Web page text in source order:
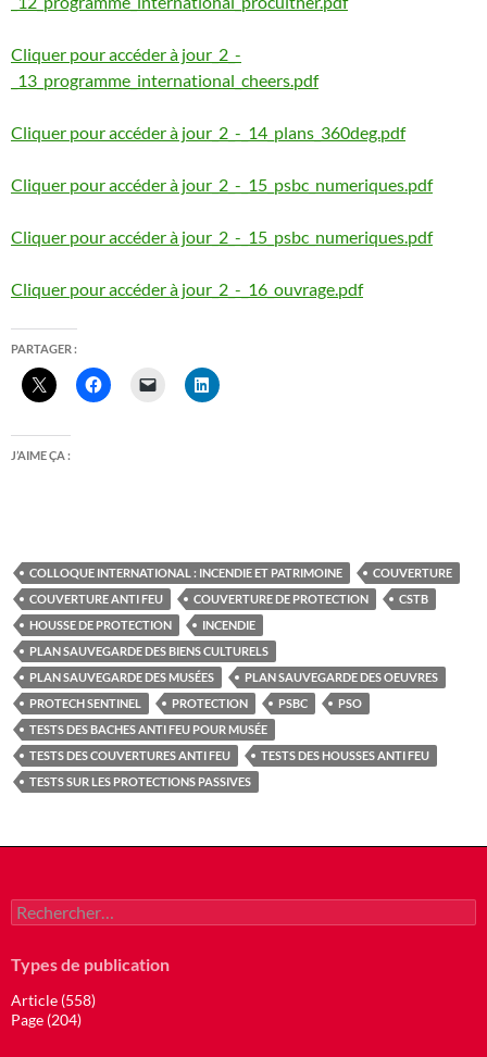
Cliquer pour accéder à jour_2_-
_13_programme_international_cheers.pdf
Cliquer pour accéder à jour_2_-_14_plans_360deg.pdf
Cliquer pour accéder à jour_2_-_15_psbc_numeriques.pdf
Cliquer pour accéder à jour_2_-_15_psbc_numeriques.pdf
Cliquer pour accéder à jour_2_-_16_ouvrage.pdf
PARTAGER :
J’AIME ÇA :
COLLOQUE INTERNATIONAL : INCENDIE ET PATRIMOINE
COUVERTURE
COUVERTURE ANTI FEU
COUVERTURE DE PROTECTION
CSTB
HOUSSE DE PROTECTION
INCENDIE
PLAN SAUVEGARDE DES BIENS CULTURELS
PLAN SAUVEGARDE DES MUSÉES
PLAN SAUVEGARDE DES OEUVRES
PROTECH SENTINEL
PROTECTION PSBC
PSO
TESTS DES BACHES ANTI FEU POUR MUSÉE
TESTS DES COUVERTURES ANTI FEU
TESTS DES HOUSSES ANTI FEU
TESTS SUR LES PROTECTIONS PASSIVES
Rechercher :
Types de publication
Article (558)
Page (204)